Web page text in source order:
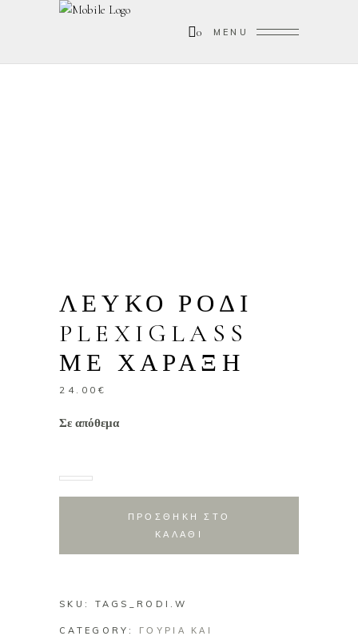
0 MENU
ΛΕΥΚΟ ΡΟΔΙ
PLEXIGLASS
ΜΕ ΧΑΡΑΞΗ
24.00 €
Σε απόθεμα
ΠΡΟΣΘΗΚΗ ΣΤΟ
ΚΑΛΑΘΙ
SKU: TAGS_RODI.W
CATEGORY: ΓΟΥΡΙΑ ΚΑΙ